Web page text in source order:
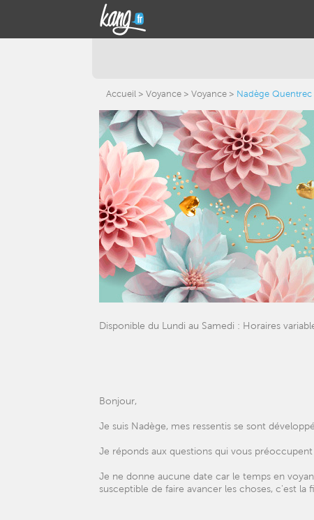
Accueil Voyance Voyance Nadège Quentrec
Disponible du Lundi au Samedi : Horaires
Bonjour,
Je suis Nadège, mes ressentis se sont
Je réponds aux questions qui vous
Je ne donne aucune date car le temps en
susceptible de faire avancer les choses, c'est la